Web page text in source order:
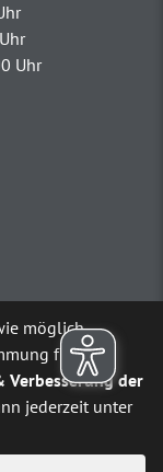
Uhr
externe
möglich
für
Verbesserung der
jederzeit unter